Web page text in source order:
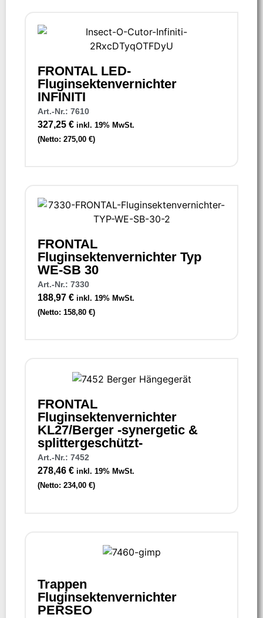
FRONTAL LED-
Fluginsektenvernichter
INFINITI
Art.-Nr.: 7610
327,25 € inkl. 19% MwSt.
(Netto: 275,00 €)
FRONTAL
Fluginsektenvernichter Typ
WE-SB 30
Art.-Nr.: 7330
188,97 € inkl. 19% MwSt.
(Netto: 158,80 €)
FRONTAL
Fluginsektenvernichter
KL27/Berger -synergetic &
splittergeschützt-
Art.-Nr.: 7452
278,46 € inkl. 19% MwSt.
(Netto: 234,00 €)
Trappen
Fluginsektenvernichter
PERSEO